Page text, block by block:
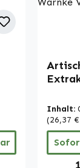
-
Inhalt:
(26,37